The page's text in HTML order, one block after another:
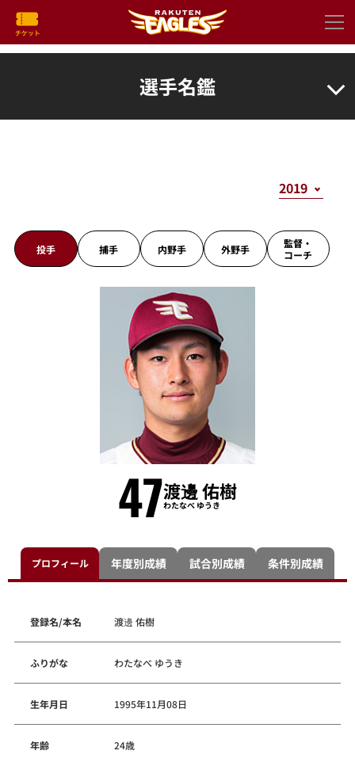
選手名鑑
投手 捕手 内野手 外野手
監督・
コーチ
47渡邊 佑樹
わたなべ ゆうき
プロフィール 年度別成績 試合別成績 条件別成績
登録名/本名 渡邊 佑樹
ふりがな わたなべ ゆうき
生年月日 1995年11月08日
年齢 24歳